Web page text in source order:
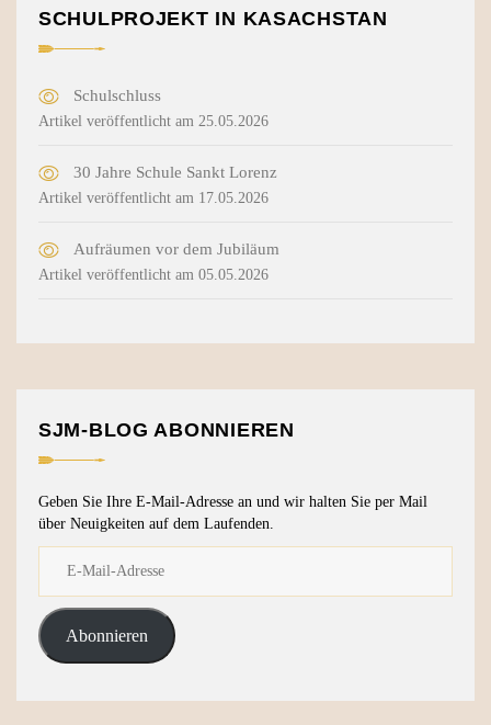
SCHULPROJEKT IN KASACHSTAN
Schulschluss
Artikel veröffentlicht am 25.05.2026
30 Jahre Schule Sankt Lorenz
Artikel veröffentlicht am 17.05.2026
Aufräumen vor dem Jubiläum
Artikel veröffentlicht am 05.05.2026
SJM-BLOG ABONNIEREN
Geben Sie Ihre E-Mail-Adresse an und wir halten Sie per Mail
über Neuigkeiten auf dem Laufenden.
Abonnieren